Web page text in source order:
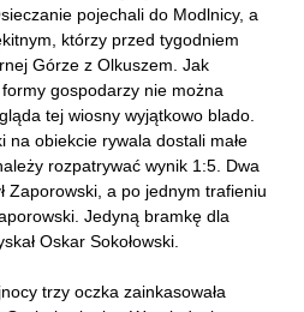
pojechali do Modlnicy, a
którzy przed tygodniem
Górze z Olkuszem. Jak
gospodarzy nie można
tej wiosny wyjątkowo blado.
na obiekcie rywala dostali małe
rozpatrywać wynik 1:5. Dwa
Zaporowski, a po jednym trafieniu
Jedyną bramkę dla
Oskar Sokołowski.
trzy oczka zainkasowała